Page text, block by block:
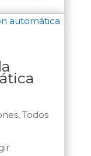
, Todos